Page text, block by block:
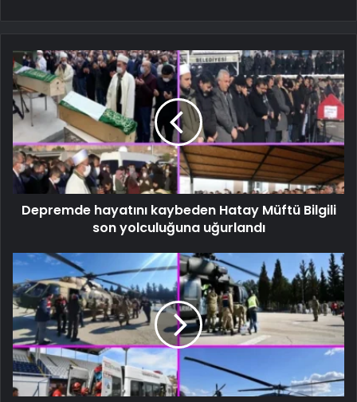
Depremde hayatını kaybeden Hatay Müftü Bilgili
son yolculuğuna uğurlandı